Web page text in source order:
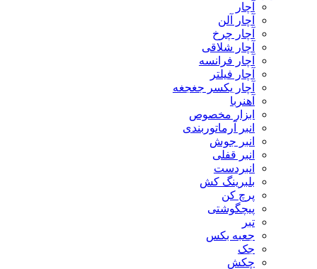
آچار
آچار آلن
آچار چرخ
آچار شلاقی
آچار فرانسه
آچار فیلتر
آچار یکسر جغجغه
آهنربا
ابزار مخصوص
انبر آرماتوربندی
انبر جوش
انبر قفلی
انبردست
بلبرینگ کش
پرچ کن
پیچگوشتی
تبر
جعبه بکس
جک
چکش